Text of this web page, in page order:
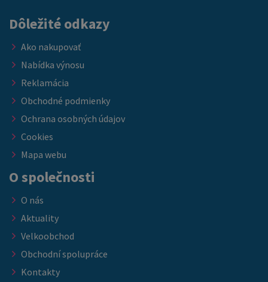
Dôležité odkazy
Ako nakupovať
Nabídka výnosu
Reklamácia
Obchodné podmienky
Ochrana osobných údajov
Cookies
Mapa webu
O společnosti
O nás
Aktuality
Velkoobchod
Obchodní spolupráce
Kontakty